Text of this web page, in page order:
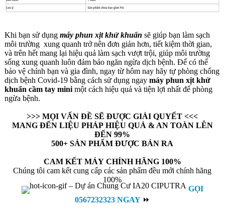
Khi bạn sử dụng máy phun xịt khử khuẩn sẽ giúp bạn làm sạch
môi trường xung quanh trở nên đơn giản hơn, tiết kiệm thời gian,
và trên hết mang lại hiệu quả làm sạch vượt trội, giúp môi trường
sống xung quanh luôn đảm bảo ngăn ngừa dịch bệnh. Để có thể
bảo vệ chính bạn và gia đình, ngay từ hôm nay hãy tự phòng chống
dịch bệnh Covid-19 bằng cách sử dụng ngay máy phun xịt khử
khuẩn cầm tay minimột cách hiệu quả và tiện lợi nhất để phòng
ngừa bệnh.
>>> MỌI VẤN ĐỀ SẼ ĐƯỢC GIẢI QUYẾT <<<
MANG ĐẾN LIỆU PHÁP HIỆU QUẢ & AN TOÀN LÊN
ĐẾN 99%
500+ SẢN PHẨM ĐƯỢC BÁN RA
CAM KẾT MÁY CHÍNH HÃNG 100%
Chúng tôi cam kết cung cấp các sản phẩm đều mới chính hãng
100%
GỌI
0567232323 NGAY⏩